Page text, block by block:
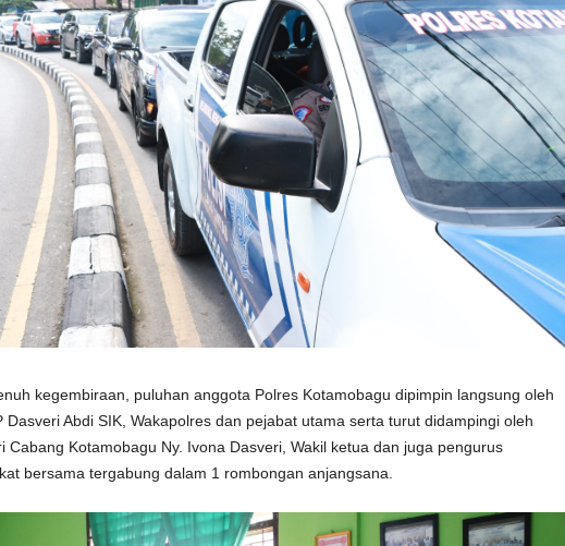
kegembiraan, puluhan anggota Polres Kotamobagu dipimpin langsung oleh
Dasveri Abdi SIK, Wakapolres dan pejabat utama serta turut didampingi oleh
Cabang Kotamobagu Ny. Ivona Dasveri, Wakil ketua dan juga pengurus
bersama tergabung dalam 1 rombongan anjangsana.